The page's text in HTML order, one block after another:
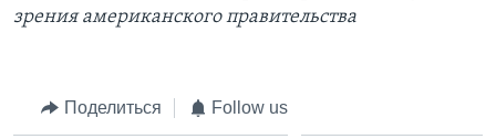
зрения американского правительства
Поделиться Follow us